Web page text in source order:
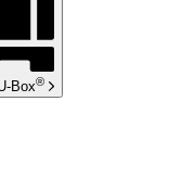
Box®